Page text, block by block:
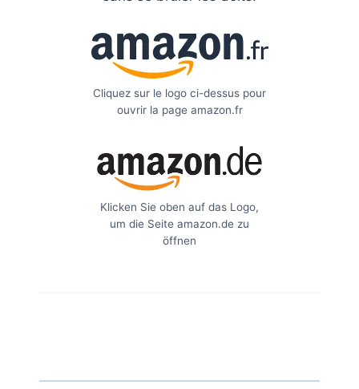
Cliquez sur le logo ci-dessus pour
ouvrir la page amazon.fr
Klicken Sie oben auf das Logo,
um die Seite amazon.de zu
öffnen